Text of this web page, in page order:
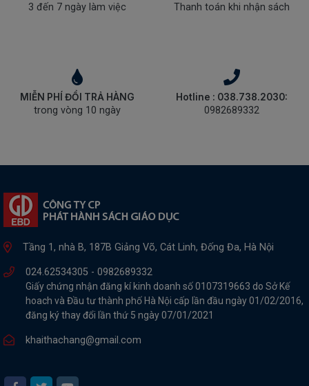
3 đến 7 ngày làm việc Thanh toán khi nhận sách
MIỄN PHÍ ĐỔI TRẢ HÀNG
trong vòng 10 ngày
Hotline : 038.738.2030:
0982689332
Tầng 1, nhà B, 187B Giảng Võ, Cát Linh, Đống Đa, Hà Nội
024.62534305 - 0982689332
Giấy chứng nhận đăng kí kinh doanh số 0107319663 do Sở Kế
hoach và Đầu tư thành phố Hà Nội cấp lần đầu ngày 01/02/2016,
đăng ký thay đổi lần thứ 5 ngày 07/01/2021
khaithachang@gmail.com